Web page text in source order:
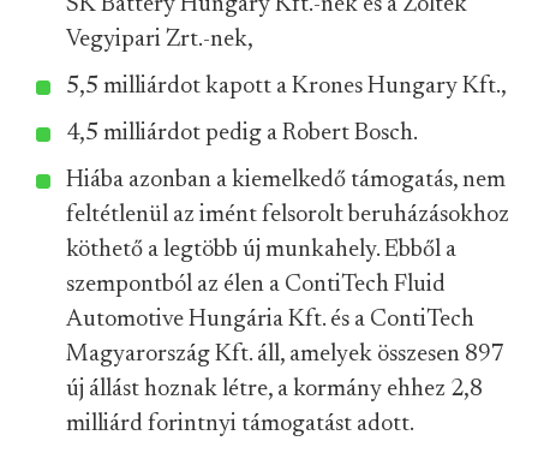
SK Battery Hungary Kft.-nek és a Zoltek
Vegyipari Zrt.-nek,
5,5 milliárdot kapott a Krones Hungary Kft.,
4,5 milliárdot pedig a Robert Bosch.
Hiába azonban a kiemelkedő támogatás, nem
feltétlenül az imént felsorolt beruházásokhoz
köthető a legtöbb új munkahely. Ebből a
szempontból az élen a ContiTech Fluid
Automotive Hungária Kft. és a ContiTech
Magyarország Kft. áll, amelyek összesen 897
új állást hoznak létre, a kormány ehhez 2,8
milliárd forintnyi támogatást adott.